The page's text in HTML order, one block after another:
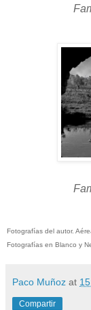
Fotografías del autor.
Fotografías en Blanco y
Paco Muñoz at
Compartir